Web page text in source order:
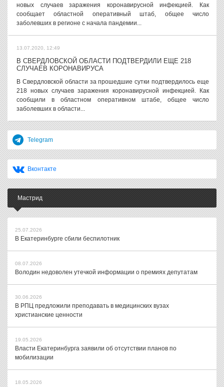
новых случаев заражения коронавирусной инфекцией. Как
сообщает областной оперативный штаб, общее число
заболевших в регионе с начала пандемии...
13.07.2020, 12:49
В СВЕРДЛОВСКОЙ ОБЛАСТИ ПОДТВЕРДИЛИ ЕЩЕ 218
СЛУЧАЕВ КОРОНАВИРУСА
В Свердловской области за прошедшие сутки подтвердилось еще
218 новых случаев заражения коронавирусной инфекцией. Как
сообщили в областном оперативном штабе, общее число
заболевших в области...
Telegram
Вконтакте
Мастрид
25.07.2026
В Екатеринбурге сбили беспилотник
08.07.2026
Володин недоволен утечкой информации о премиях депутатам
30.06.2026
В РПЦ предложили преподавать в медицинских вузах
христианские ценности
19.05.2026
Власти Екатеринбурга заявили об отсутствии планов по
мобилизации
18.05.2026